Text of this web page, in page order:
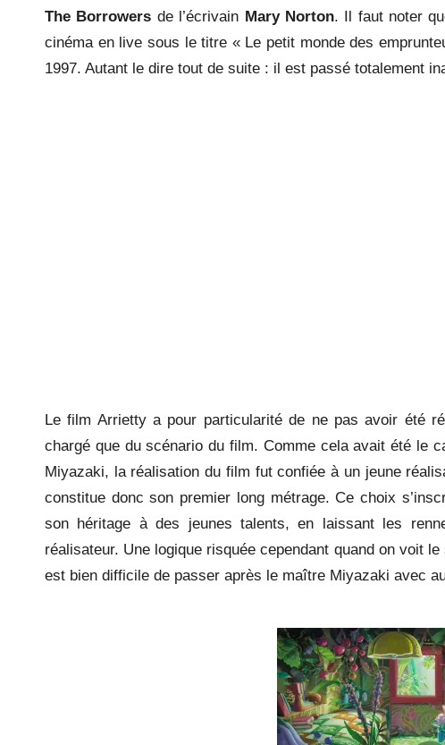
The Borrowers de l’écrivain Mary Norton. Il faut noter
cinéma en live sous le titre « Le petit monde des
1997. Autant le dire tout de suite : il est passé totalement
Le film Arrietty a pour particularité de ne pas avoir été
chargé que du scénario du film. Comme cela avait été le
Miyazaki, la réalisation du film fut confiée à un jeune
constitue donc son premier long métrage. Ce choix
son héritage à des jeunes talents, en laissant les
réalisateur. Une logique risquée cependant quand on voit
est bien difficile de passer après le maître Miyazaki avec